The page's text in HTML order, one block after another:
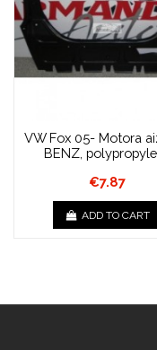
VW Fox 05- Motora
BENZ,
€7.87
ADD TO CART